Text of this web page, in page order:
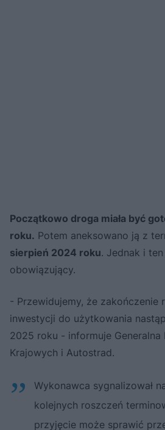
Początkowo droga miała być
roku. Potem aneksowano ją z
sierpień 2024 roku. Jednak i
obowiązujący.
- Przewidujemy, że zakończenie
inwestycji do użytkowania
2025 roku - informuje Generalna
Krajowych i Autostrad.
Wykonawca sygnalizował
kolejnych roszczeń
przyjęcie może sprawić